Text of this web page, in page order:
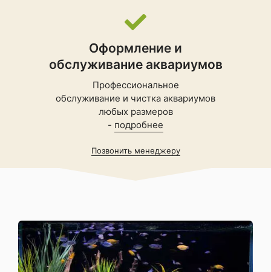
Оформление и
обслуживание аквариумов
Профессиональное
обслуживание и чистка аквариумов
любых размеров
- подробнее
Позвонить менеджеру